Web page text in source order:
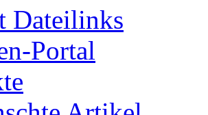
Dateilinks
Portal